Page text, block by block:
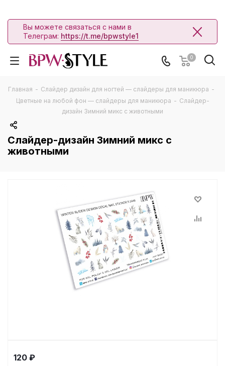
Вы можете связаться с нами в
Телеграм: https://t.me/bpwstyle1
0
Главная - Слайдер дизайн для ногтей — слайдеры для маникюра -
Цветные на любой фон — слайдеры для маникюра - Слайдер-
дизайн Зимний микс с животными
Слайдер-дизайн Зимний микс с
животными
120 ₽